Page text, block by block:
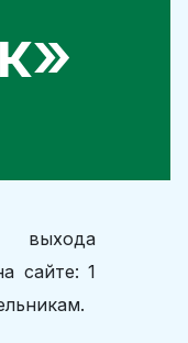
сайте: 1